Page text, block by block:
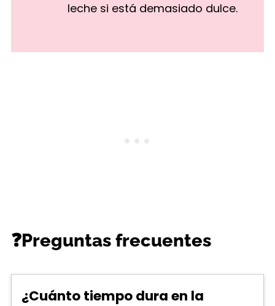
leche si está demasiado dulce.
❓Preguntas frecuentes
¿Cuánto tiempo dura en la